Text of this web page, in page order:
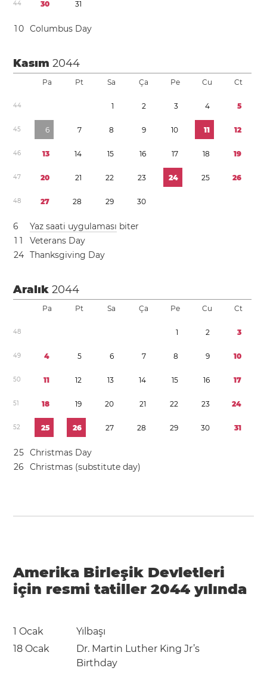
44 30 31
10 Columbus Day
Kasım2044
Pa Pt Sa Ça Pe Cu Ct
44 1 2 3 4 5
45 6 7 8 9 10 11 12
46 13 14 15 16 17 18 19
47 20 21 22 23 24 25 26
48 27 28 29 30
6 Yaz saati uygulaması biter
1 1
Veterans Day
24 Thanksgiving Day
Aralık2044
Pa Pt Sa Ça Pe Cu Ct
48 1 2 3
49 4 5 6 7 8 9 10
50 11 12 13 14 15 16 17
51 18 19 20 21 22 23 24
52 25 26 27 28 29 30 31
25 Christmas Day
26 Christmas (substitute day)
Amerika Birleşik Devletleri
için resmi tatiller 2044 yılında
1 Ocak
Yılbaşı
18 Ocak
Dr. Martin Luther King Jr’s
Birthday